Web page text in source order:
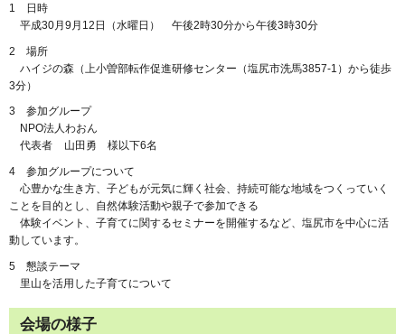
1 日時
平成30月9月12日（水曜日） 午後2時30分から午後3時30分
2 場所
ハイジの森（上小曽部転作促進研修センター（塩尻市洗馬3857-1）から徒歩
3分）
3 参加グループ
N PO法人わおん
代表者 山 田勇 様以下6名
4 参加グループについて
心豊かな生き方、子どもが元気に輝く社会、持続可能な地域をつくっていく
ことを目的とし、自然体験活動や親子で参加できる
体験イベント、子育てに関するセミナーを開催するなど、塩尻市を中心に活
動しています。
5 懇談テーマ
里山を活用した子育てについて
会場の様子